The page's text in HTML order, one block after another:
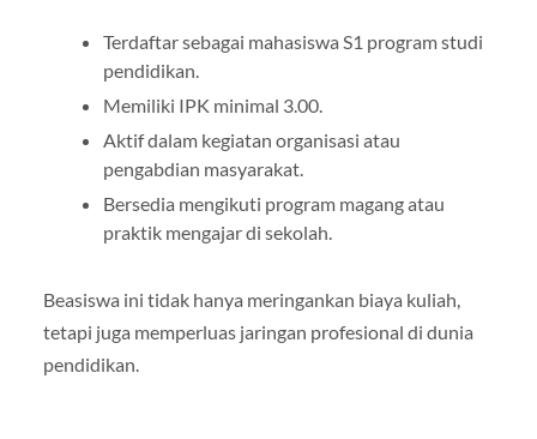
Terdaftar sebagai mahasiswa S1 program studi
pendidikan.
Memiliki IPK minimal 3.00.
Aktif dalam kegiatan organisasi atau
pengabdian masyarakat.
Bersedia mengikuti program magang atau
praktik mengajar di sekolah.
Beasiswa ini tidak hanya meringankan biaya kuliah,
tetapi juga memperluas jaringan profesional di dunia
pendidikan.